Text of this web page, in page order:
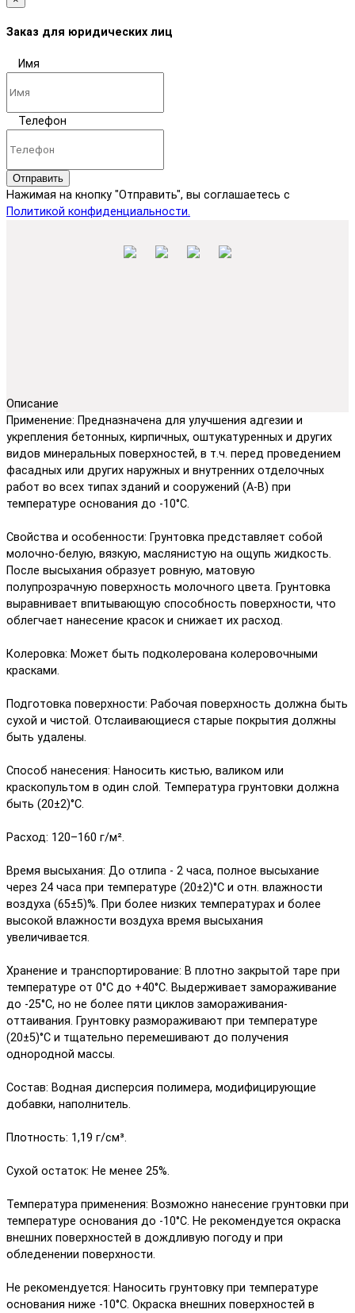
Заказ для юридических лиц
Имя
Телефон
Отправить
Нажимая на кнопку "Отправить", вы соглашаетесь с
Политикой конфиденциальности.
Описание
Применение: Предназначена для улучшения адгезии и
укрепления бетонных, кирпичных, оштукатуренных и других
видов минеральных поверхностей, в т.ч. перед проведением
фасадных или других наружных и внутренних отделочных
работ во всех типах зданий и сооружений (А-В) при
температуре основания до -10°С.
Свойства и особенности: Грунтовка представляет собой
молочно-белую, вязкую, маслянистую на ощупь жидкость.
После высыхания образует ровную, матовую
полупрозрачную поверхность молочного цвета. Грунтовка
выравнивает впитывающую способность поверхности, что
облегчает нанесение красок и снижает их расход.
Колеровка: Может быть подколерована колеровочными
красками.
Подготовка поверхности: Рабочая поверхность должна быть
сухой и чистой. Отслаивающиеся старые покрытия должны
быть удалены.
Способ нанесения: Наносить кистью, валиком или
краскопультом в один слой. Температура грунтовки должна
быть (20±2)°С.
Расход: 120–160 г/м².
Время высыхания: До отлипа - 2 часа, полное высыхание
через 24 часа при температуре (20±2)°С и отн. влажности
воздуха (65±5)%. При более низких температурах и более
высокой влажности воздуха время высыхания
увеличивается.
Хранение и транспортирование: В плотно закрытой таре при
температуре от 0°С до +40°С. Выдерживает замораживание
до -25°С, но не более пяти циклов замораживания-
оттаивания. Грунтовку размораживают при температуре
(20±5)°С и тщательно перемешивают до получения
однородной массы.
Состав: Водная дисперсия полимера, модифицирующие
добавки, наполнитель.
Плотность: 1,19 г/см³.
Сухой остаток: Не менее 25%.
Температура применения: Возможно нанесение грунтовки при
температуре основания до -10°С. Не рекомендуется окраска
внешних поверхностей в дождливую погоду и при
обледенении поверхности.
Не рекомендуется: Наносить грунтовку при температуре
основания ниже -10°С. Окраска внешних поверхностей в